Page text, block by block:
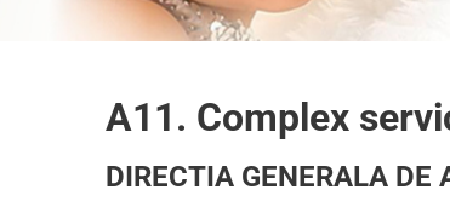
A11. Complex
DIRECTIA GENERALA